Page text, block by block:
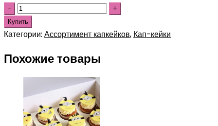
Купить
Категории: Ассортимент капкейков, Кап-кейки
Похожие товары